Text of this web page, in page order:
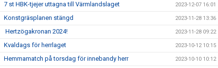
7 st HBK-tjejer uttagna till Värmlandslaget 2023-12-07 16:01
Konstgräsplanen stängd 2023-11-28 13:36
Hertzögakronan 2024! 2023-11-28 09:22
Kvaldags för herrlaget 2023-10-12 10:15
Hemmamatch på torsdag för innebandy herr 2023-10-10 10:12